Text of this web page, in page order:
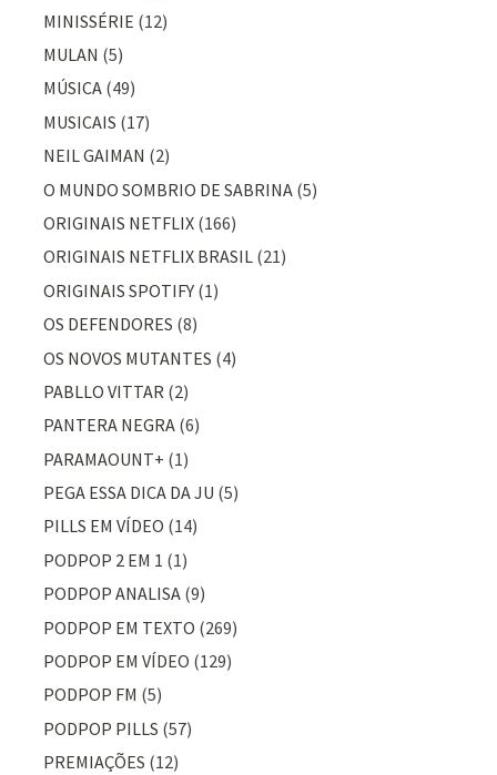
MINISSÉRIE (12)
MULAN (5)
MÚSICA (49)
MUSICAIS (17)
NEIL GAIMAN (2)
O MUNDO SOMBRIO DE SABRINA (5)
ORIGINAIS NETFLIX (166)
ORIGINAIS NETFLIX BRASIL (21)
ORIGINAIS SPOTIFY (1)
OS DEFENDORES (8)
OS NOVOS MUTANTES (4)
PABLLO VITTAR (2)
PANTERA NEGRA (6)
PARAMAOUNT+ (1)
PEGA ESSA DICA DA JU (5)
PILLS EM VÍDEO (14)
PODPOP 2 EM 1 (1)
PODPOP ANALISA (9)
PODPOP EM TEXTO (269)
PODPOP EM VÍDEO (129)
PODPOP FM (5)
PODPOP PILLS (57)
PREMIAÇÕES (12)